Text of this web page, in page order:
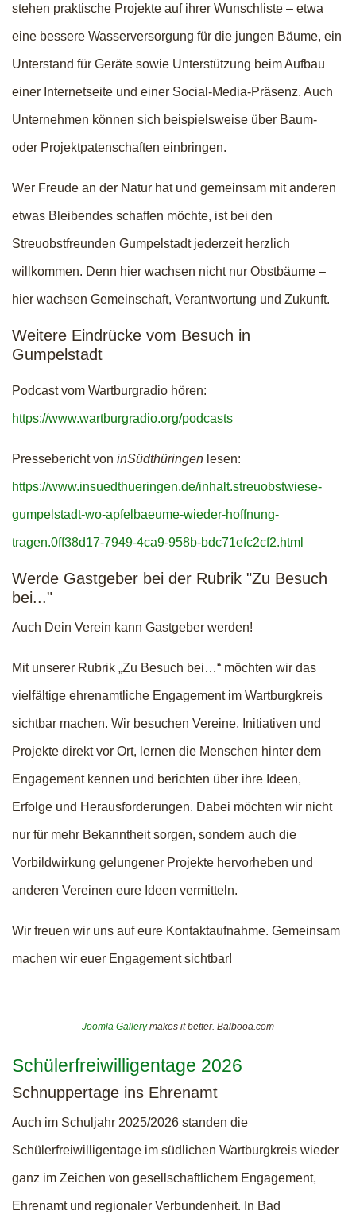
stehen praktische Projekte auf ihrer Wunschliste – etwa
eine bessere Wasserversorgung für die jungen Bäume, ein
Unterstand für Geräte sowie Unterstützung beim Aufbau
einer Internetseite und einer Social-Media-Präsenz. Auch
Unternehmen können sich beispielsweise über Baum-
oder Projektpatenschaften einbringen.
Wer Freude an der Natur hat und gemeinsam mit anderen
etwas Bleibendes schaffen möchte, ist bei den
Streuobstfreunden Gumpelstadt jederzeit herzlich
willkommen. Denn hier wachsen nicht nur Obstbäume –
hier wachsen Gemeinschaft, Verantwortung und Zukunft.
Weitere Eindrücke vom Besuch in
Gumpelstadt
Podcast vom Wartburgradio hören:
https://www.wartburgradio.org/podcasts
Pressebericht von inSüdthüringen lesen:
https://www.insuedthueringen.de/inhalt.streuobstwiese-
gumpelstadt-wo-apfelbaeume-wieder-hoffnung-
tragen.0ff38d17-7949-4ca9-958b-bdc71efc2cf2.html
Werde Gastgeber bei der Rubrik "Zu Besuch
bei..."
Auch Dein Verein kann Gastgeber werden!
Mit unserer Rubrik „Zu Besuch bei…“ möchten wir das
vielfältige ehrenamtliche Engagement im Wartburgkreis
sichtbar machen. Wir besuchen Vereine, Initiativen und
Projekte direkt vor Ort, lernen die Menschen hinter dem
Engagement kennen und berichten über ihre Ideen,
Erfolge und Herausforderungen. Dabei möchten wir nicht
nur für mehr Bekanntheit sorgen, sondern auch die
Vorbildwirkung gelungener Projekte hervorheben und
anderen Vereinen eure Ideen vermitteln.
Wir freuen wir uns auf eure Kontaktaufnahme. Gemeinsam
machen wir euer Engagement sichtbar!
Joomla Gallerymakes it better. Balbooa.com
Schülerfreiwilligentage 2026
Schnuppertage ins Ehrenamt
Auch im Schuljahr 2025/2026 standen die
Schülerfreiwilligentage im südlichen Wartburgkreis wieder
ganz im Zeichen von gesellschaftlichem Engagement,
Ehrenamt und regionaler Verbundenheit. In Bad